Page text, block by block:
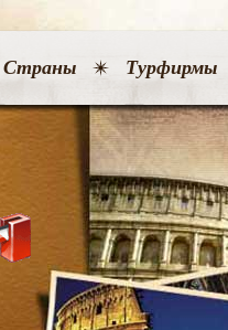
Страны Турфирмы